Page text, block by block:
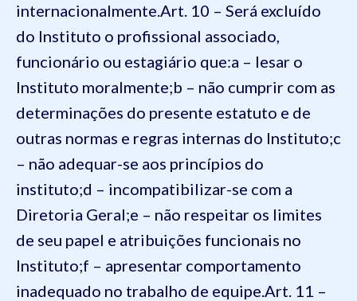
internacionalmente.Art. 10 – Será excluído
do Instituto o profissional associado,
funcionário ou estagiário que:a – lesar o
Instituto moralmente;b – não cumprir com as
determinações do presente estatuto e de
outras normas e regras internas do Instituto;c
– não adequar-se aos princípios do
instituto;d – incompatibilizar-se com a
Diretoria Geral;e – não respeitar os limites
de seu papel e atribuições funcionais no
Instituto;f – apresentar comportamento
inadequado no trabalho de equipe.Art. 11 –